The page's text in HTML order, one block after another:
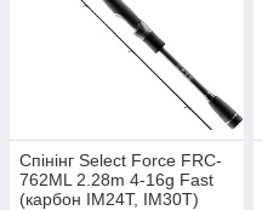
Спінінг Select Force FRC-
762ML 2.28m 4-16g Fast
(карбон IM24T, IM30Т)